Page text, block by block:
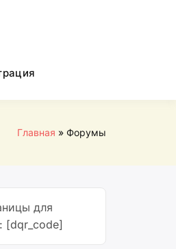
Главная Форумы
для
[dqr_code]